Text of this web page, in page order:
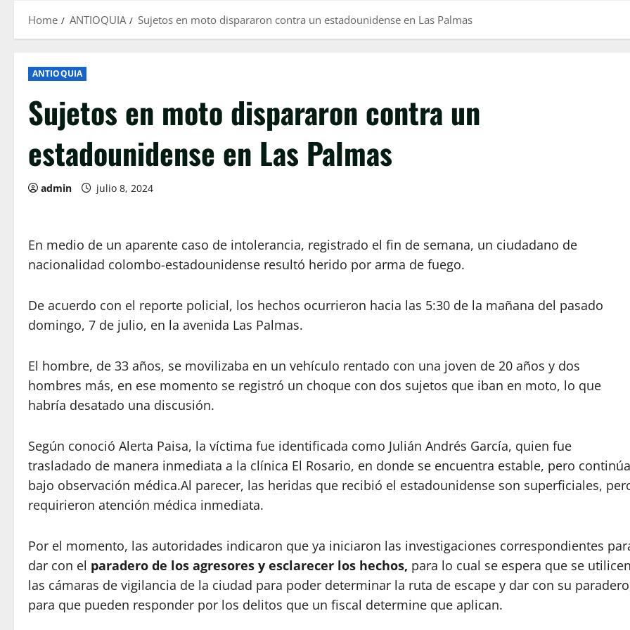
Home ANTIOQUIA Sujetos en moto dispararon contra un estadounidense en Las Palmas
ANTIOQUIA
Sujetos en moto dispararon contra un
estadounidense en Las Palmas
admin julio 8, 2024
En medio de un aparente caso de intolerancia, registrado el fin de semana, un ciudadano de
nacionalidad colombo-estadounidense resultó herido por arma de fuego.
De acuerdo con el reporte policial, los hechos ocurrieron hacia las 5:30 de la mañana del pasado
domingo, 7 de julio, en la avenida Las Palmas.
El hombre, de 33 años, se movilizaba en un vehículo rentado con una joven de 20 años y dos
hombres más, en ese momento se registró un choque con dos sujetos que iban en moto, lo que
habría desatado una discusión.
Según conoció Alerta Paisa, la víctima fue identificada como Julián Andrés García, quien fue
trasladado de manera inmediata a la clínica El Rosario, en donde se encuentra estable, pero continúa
bajo observación médica.Al parecer, las heridas que recibió el estadounidense son superficiales,
requirieron atención médica inmediata.
Por el momento, las autoridades indicaron que ya iniciaron las investigaciones correspondientes
dar con el paradero de los agresores y esclarecer los hechos, para lo cual se espera que se utilicen
las cámaras de vigilancia de la ciudad para poder determinar la ruta de escape y dar con su
para que pueden responder por los delitos que un fiscal determine que aplican.